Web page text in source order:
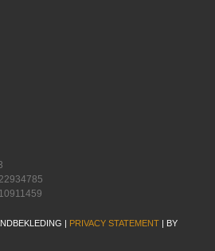
| PRIVACY STATEMENT | BY